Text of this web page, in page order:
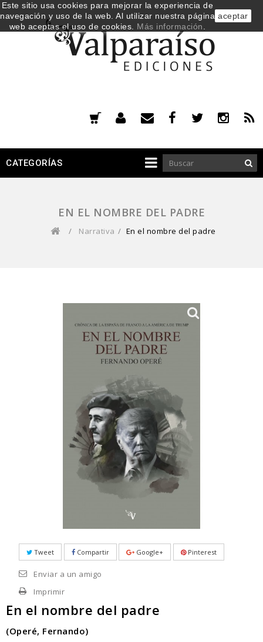
CATEGORÍAS
EN EL NOMBRE DEL PADRE
/ Narrativa / En el nombre del padre
Tweet Compartir Google+ Pinterest
Enviar a un amigo
Imprimir
En el nombre del padre
(Operé, Fernando)
Este sitio usa cookies para mejorar la experiencia de
navegación y uso de la web. Al utilizar nuestra página
web aceptas el uso de cookies. Más información
aceptar